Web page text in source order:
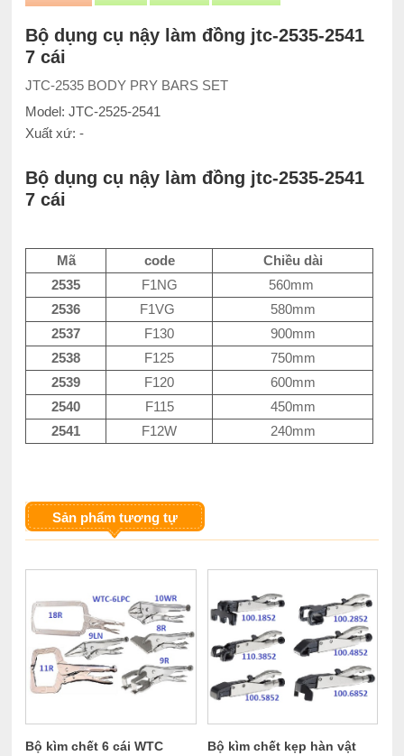
Bộ dụng cụ nậy làm đồng jtc-2535-2541
7 cái
JTC-2535 BODY PRY BARS SET
Model: JTC-2525-2541
Xuất xứ: -
Bộ dụng cụ nậy làm đồng jtc-2535-2541
7 cái
Mã code
Chiều dài
2535
F1NG
560mm
2536
F1VG
580mm
2537
F130
900mm
2538
F125
750mm
2539
F120
600mm
2540
F115
450mm
2541
F12W 240mm
Sản phẩm tương tự
Bộ kìm chết 6 cái WTC
Bộ kìm chết kẹp hàn vật